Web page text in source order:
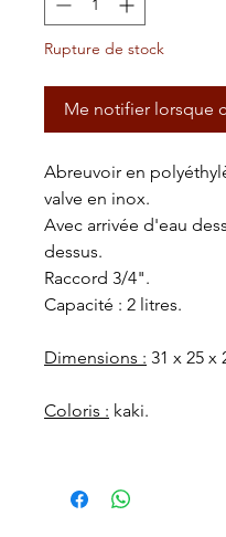
Rupture de stock
Me notifier lorsque
Abreuvoir en
valve en inox.
Avec arrivée d'eau
dessus.
Raccord 3/4".
Capacité : 2 litres.
Dimensions : 31 x 25 x
Coloris : kaki.